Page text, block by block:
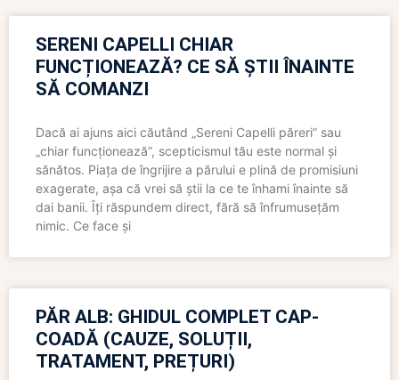
SERENI CAPELLI CHIAR
FUNCȚIONEAZĂ? CE SĂ ȘTII ÎNAINTE
SĂ COMANZI
Dacă ai ajuns aici căutând „Sereni Capelli păreri” sau
„chiar funcționează”, scepticismul tău este normal și
sănătos. Piața de îngrijire a părului e plină de promisiuni
exagerate, așa că vrei să știi la ce te înhami înainte să
dai banii. Îți răspundem direct, fără să înfrumusețăm
nimic. Ce face și
PĂR ALB: GHIDUL COMPLET CAP-
COADĂ (CAUZE, SOLUȚII,
TRATAMENT, PREȚURI)